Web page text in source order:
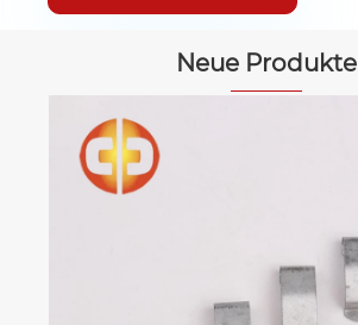
Neue Produkte